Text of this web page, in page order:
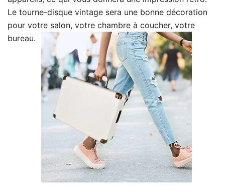
Le tourne-disque vintage sera une bonne décoration
pour votre salon, votre chambre à coucher, votre
bureau.